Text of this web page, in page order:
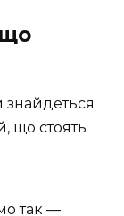
знайдеться
що стоять
так —